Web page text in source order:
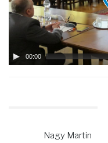
00:00
Nagy Martin